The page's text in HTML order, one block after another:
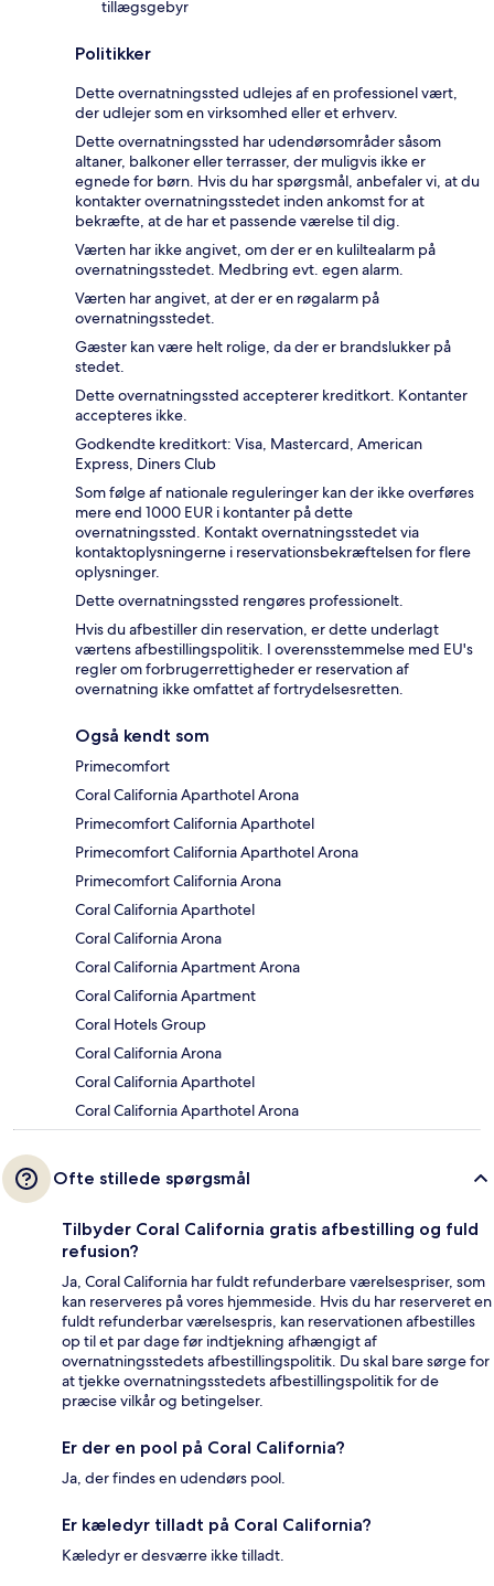
tillægsgebyr
Politikker
Dette overnatningssted udlejes af en professionel vært,
der udlejer som en virksomhed eller et erhverv.
Dette overnatningssted har udendørsområder såsom
altaner, balkoner eller terrasser, der muligvis ikke er
egnede for børn. Hvis du har spørgsmål, anbefaler vi, at du
kontakter overnatningsstedet inden ankomst for at
bekræfte, at de har et passende værelse til dig.
Værten har ikke angivet, om der er en kuliltealarm på
overnatningsstedet. Medbring evt. egen alarm.
Værten har angivet, at der er en røgalarm på
overnatningsstedet.
Gæster kan være helt rolige, da der er brandslukker på
stedet.
Dette overnatningssted accepterer kreditkort. Kontanter
accepteres ikke.
Godkendte kreditkort: Visa, Mastercard, American
Express, Diners Club
Som følge af nationale reguleringer kan der ikke overføres
mere end 1000 EUR i kontanter på dette
overnatningssted. Kontakt overnatningsstedet via
kontaktoplysningerne i reservationsbekræftelsen for flere
oplysninger.
Dette overnatningssted rengøres professionelt.
Hvis du afbestiller din reservation, er dette underlagt
værtens afbestillingspolitik. I overensstemmelse med EU's
regler om forbrugerrettigheder er reservation af
overnatning ikke omfattet af fortrydelsesretten.
Også kendt som
Primecomfort
Coral California Aparthotel Arona
Primecomfort California Aparthotel
Primecomfort California Aparthotel Arona
Primecomfort California Arona
Coral California Aparthotel
Coral California Arona
Coral California Apartment Arona
Coral California Apartment
Coral Hotels Group
Coral California Arona
Coral California Aparthotel
Coral California Aparthotel Arona
Ofte stillede spørgsmål
Tilbyder Coral California gratis afbestilling og fuld
refusion?
Ja, Coral California har fuldt refunderbare værelsespriser, som
kan reserveres på vores hjemmeside. Hvis du har reserveret en
fuldt refunderbar værelsespris, kan reservationen afbestilles
op til et par dage før indtjekning afhængigt af
overnatningsstedets afbestillingspolitik. Du skal bare sørge for
at tjekke overnatningsstedets afbestillingspolitik for de
præcise vilkår og betingelser.
Er der en pool på Coral California?
Ja, der findes en udendørs pool.
Er kæledyr tilladt på Coral California?
Kæledyr er desværre ikke tilladt.